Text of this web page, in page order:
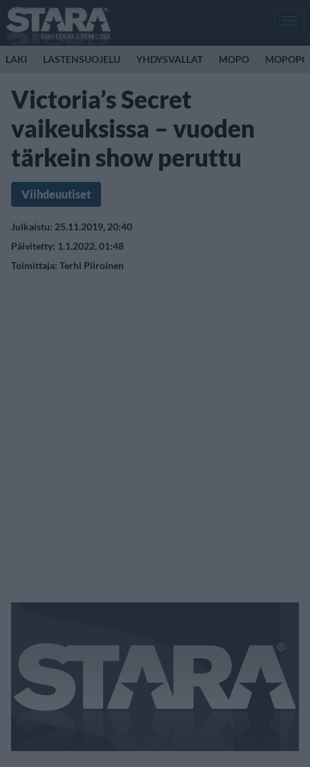
LAKI LASTENSUOJELU YHDYSVALLAT MOPO
Victoria’s Secret
vaikeuksissa – vuoden
tärkein show peruttu
Viihdeuutiset
Julkaistu: 25.11.2019, 20:40
Päivitetty: 1.1.2022, 01:48
Toimittaja: Terhi Piiroinen